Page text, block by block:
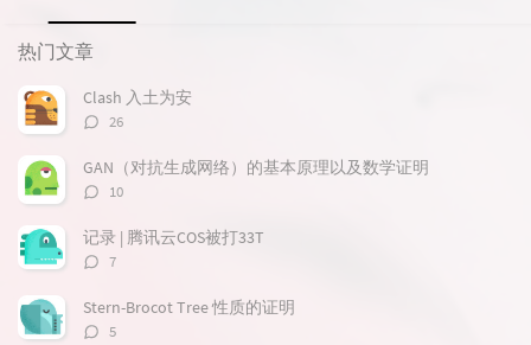
热
门
文
章
热门文章
Clash 入土为安
评
数：
26
GAN（对抗生成网络）的基本原理以及数学证明
评
数：
10
记录 | 腾讯云COS被打33T
评
数：
7
Stern-Brocot Tree 性质的证明
评
5